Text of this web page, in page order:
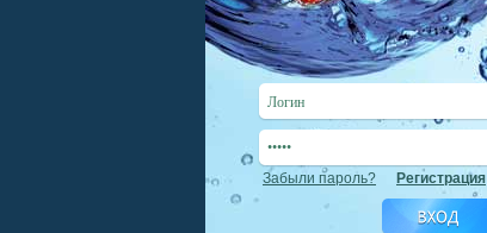
Забыли пароль? Регистрация